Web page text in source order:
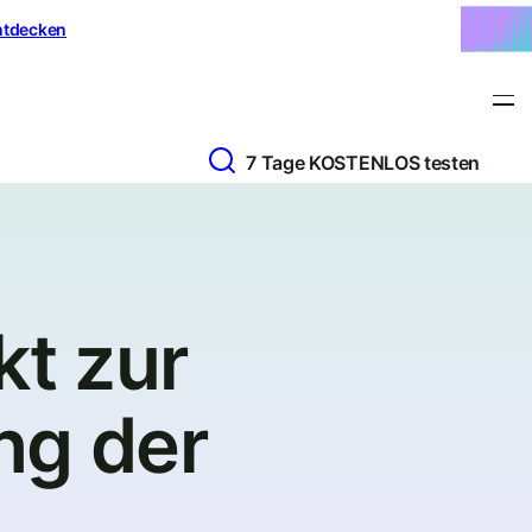
7 Tage KOSTENLOS testen
zur
der